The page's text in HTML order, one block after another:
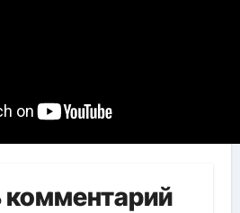
комментарий